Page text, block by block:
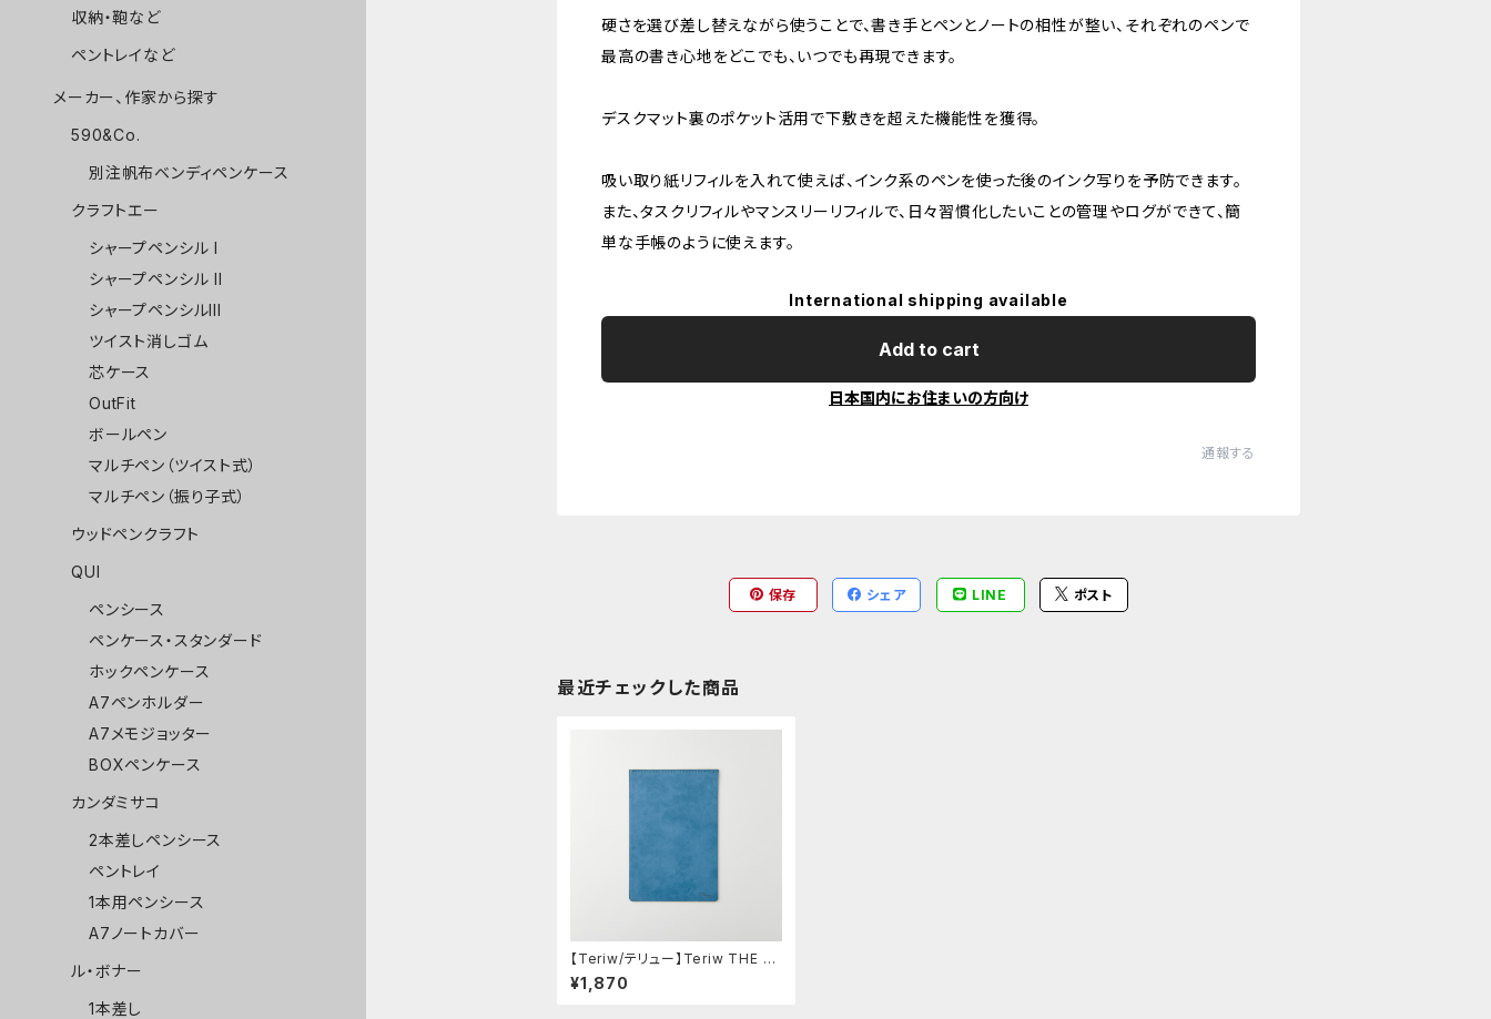
硬さを選び差し替えながら使うことで、書き手とペンとノートの相性が整い、それぞれのペンで
最高の書き心地をどこでも、いつでも再現できます。
デスクマット裏のポケット活用で下敷きを超えた機能性を獲得。
吸い取り紙リフィルを入れて使えば、インク系のペンを使った後のインク写りを予防できます。
また、タスクリフィルやマンスリーリフィルで、日々習慣化したいことの管理やログができて、簡
単な手帳のように使えます。
International shipping available
Add to cart
日本国内にお住まいの方向け
通報する
保存 シェア LINE ポスト
最近チェックした商品
【Teriw/テリュー】Teriw THE M
AT (アートブルー/B6)
¥1,870
収納・鞄など
ペントレイなど
メーカー、作家から探す
590&Co.
別注帆布ベンディペンケース
クラフトエー
シャープペンシル I
シャープペンシル II
シャープペンシルIII
ツイスト消しゴム
芯ケース
OutFit
ボールペン
マルチペン（ツイスト式）
マルチペン（振り子式）
ウッドペンクラフト
QUI
ペンシース
ペンケース・スタンダード
ホックペンケース
A7ペンホルダー
A7メモジョッター
BOXペンケース
カンダミサコ
2本差しペンシース
ペントレイ
1本用ペンシース
A7ノートカバー
ル・ボナー
1本差し